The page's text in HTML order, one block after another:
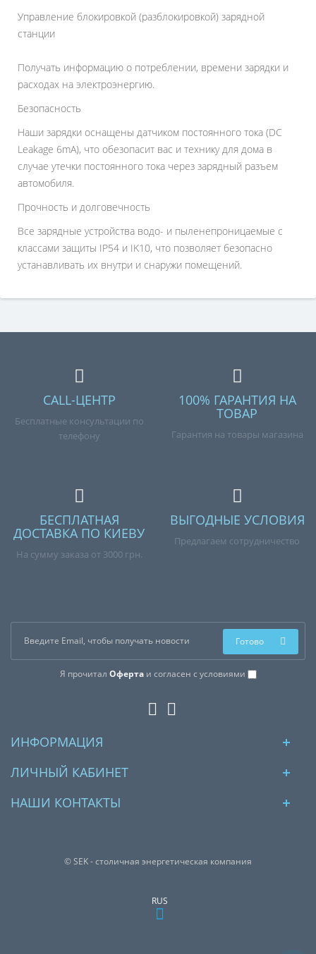
Управление блокировкой (разблокировкой) зарядной
станции
Получать информацию о потреблении, времени зарядки и
расходах на электроэнергию.
Безопасность
Наши зарядки оснащены датчиком постоянного тока (DC
Leakage 6mA), что обезопасит вас и технику для дома в
случае утечки постоянного тока через зарядный разъем
автомобиля.
Прочность и долговечность
Все зарядные устройства водо- и пыленепроницаемые с
классами защиты IP54 и IK10, что позволяет безопасно
устанавливать их внутри и снаружи помещений.
CALL-ЦЕНТР
Бесплатные консультации по
телефону
100% ГАРАНТИЯ НА
ТОВАР
Гарантия на товары магазина
БЕСПЛАТНАЯ
ДОСТАВКА ПО КИЕВУ
На сумму заказа от 3000 грн.
ВЫГОДНЫЕ УСЛОВИЯ
Предлагаем сотрудничество
Я прочитал Офертаи согласен с условиями
Готово
ИНФОРМАЦИЯ
ЛИЧНЫЙ КАБИНЕТ
НАШИ КОНТАКТЫ
© SEK - столичная энергетическая компания
RUS